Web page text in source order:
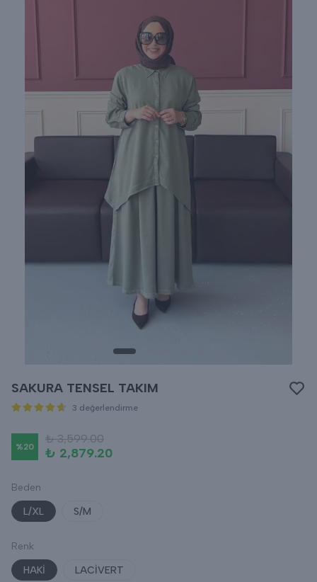
SAKURA TENSEL TAKIM
3 değerlendirme
%20
₺ 3,599.00
₺ 2,879.20
Beden
L/XL
S/M
Renk
HAKİ
LACİVERT